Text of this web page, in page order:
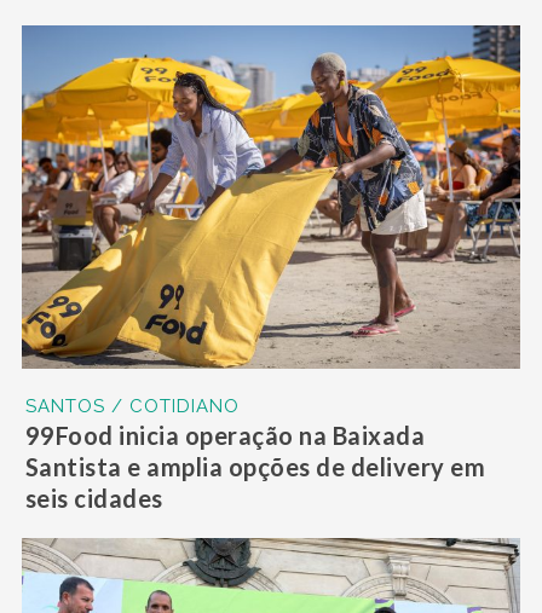
SANTOS / COTIDIANO
99Food inicia operação na Baixada
Santista e amplia opções de delivery em
seis cidades